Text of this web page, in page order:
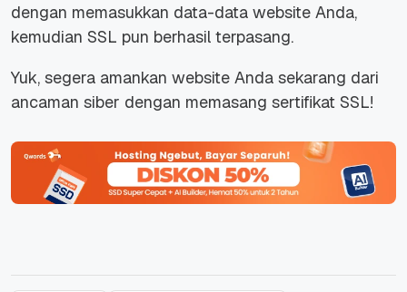
dengan memasukkan data-data website Anda,
kemudian SSL pun berhasil terpasang.
Yuk, segera amankan website Anda sekarang dari
ancaman siber dengan memasang sertifikat SSL!